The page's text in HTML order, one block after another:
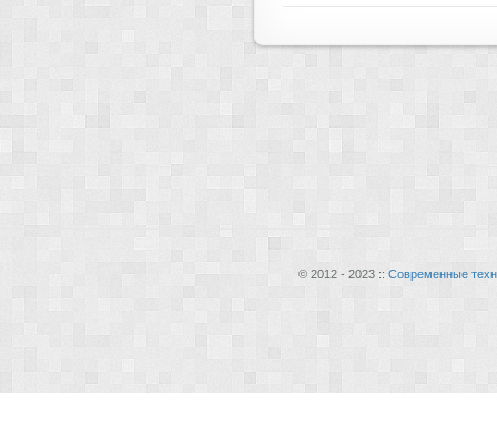
© 2012 - 2023 :: Современные